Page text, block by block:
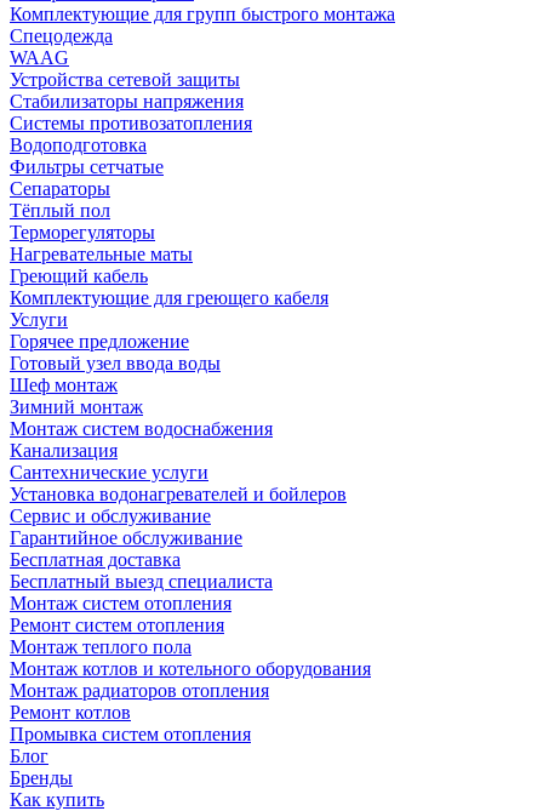
Комплектующие для групп быстрого монтажа
Спецодежда
WAAG
Устройства сетевой защиты
Стабилизаторы напряжения
Системы противозатопления
Водоподготовка
Фильтры сетчатые
Сепараторы
Тёплый пол
Терморегуляторы
Нагревательные маты
Греющий кабель
Комплектующие для греющего кабеля
Услуги
Горячее предложение
Готовый узел ввода воды
Шеф монтаж
Зимний монтаж
Монтаж систем водоснабжения
Канализация
Сантехнические услуги
Установка водонагревателей и бойлеров
Сервис и обслуживание
Гарантийное обслуживание
Бесплатная доставка
Бесплатный выезд специалиста
Монтаж систем отопления
Ремонт систем отопления
Монтаж теплого пола
Монтаж котлов и котельного оборудования
Монтаж радиаторов отопления
Ремонт котлов
Промывка систем отопления
Блог
Бренды
Как купить